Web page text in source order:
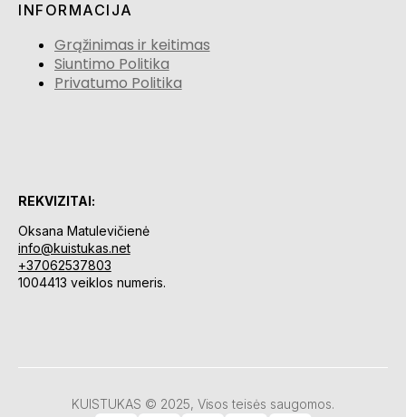
INFORMACIJA
Grąžinimas ir keitimas
Siuntimo Politika
Privatumo Politika
REKVIZITAI:
Oksana Matulevičienė
info@kuistukas.net
+37062537803
1004413 veiklos numeris.
KUISTUKAS © 2025, Visos teisės saugomos.